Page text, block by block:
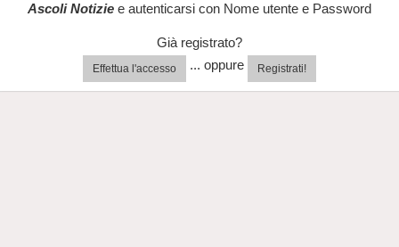
Ascoli Notizie e autenticarsi con Nome utente e Password
Già registrato?
Effettua l'accesso ... oppure Registrati!